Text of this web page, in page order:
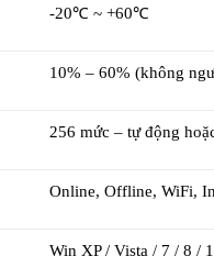
-20℃ ~ +60℃
10% – 60% (không
256 mức – tự động
Online, Offline, WiFi,
Win XP / Vista / 7 / 8 /